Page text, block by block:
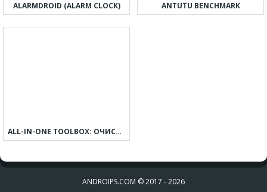
ALARMDROID (ALARM CLOCK) ANTUTU BENCHMARK
ALL-IN-ONE TOOLBOX: ОЧИСТИТЬ АНДРОИД ОТ МУСОРА
ANDROIPS.COM © 2017 - 2026